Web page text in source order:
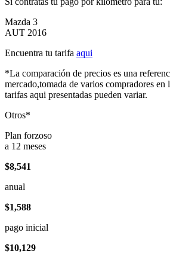
Mazda 3
AUT 2016
Encuentra tu tarifa aqui
*La comparación de precios es una
mercado,tomada de varios compradores en
tarifas aqui presentadas pueden variar.
Otros*
Plan forzoso
a 12 meses
$8,541
anual
$1,588
pago inicial
$10,129